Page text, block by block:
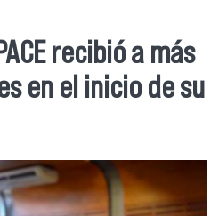
aquí
recibió a más
en el inicio de su